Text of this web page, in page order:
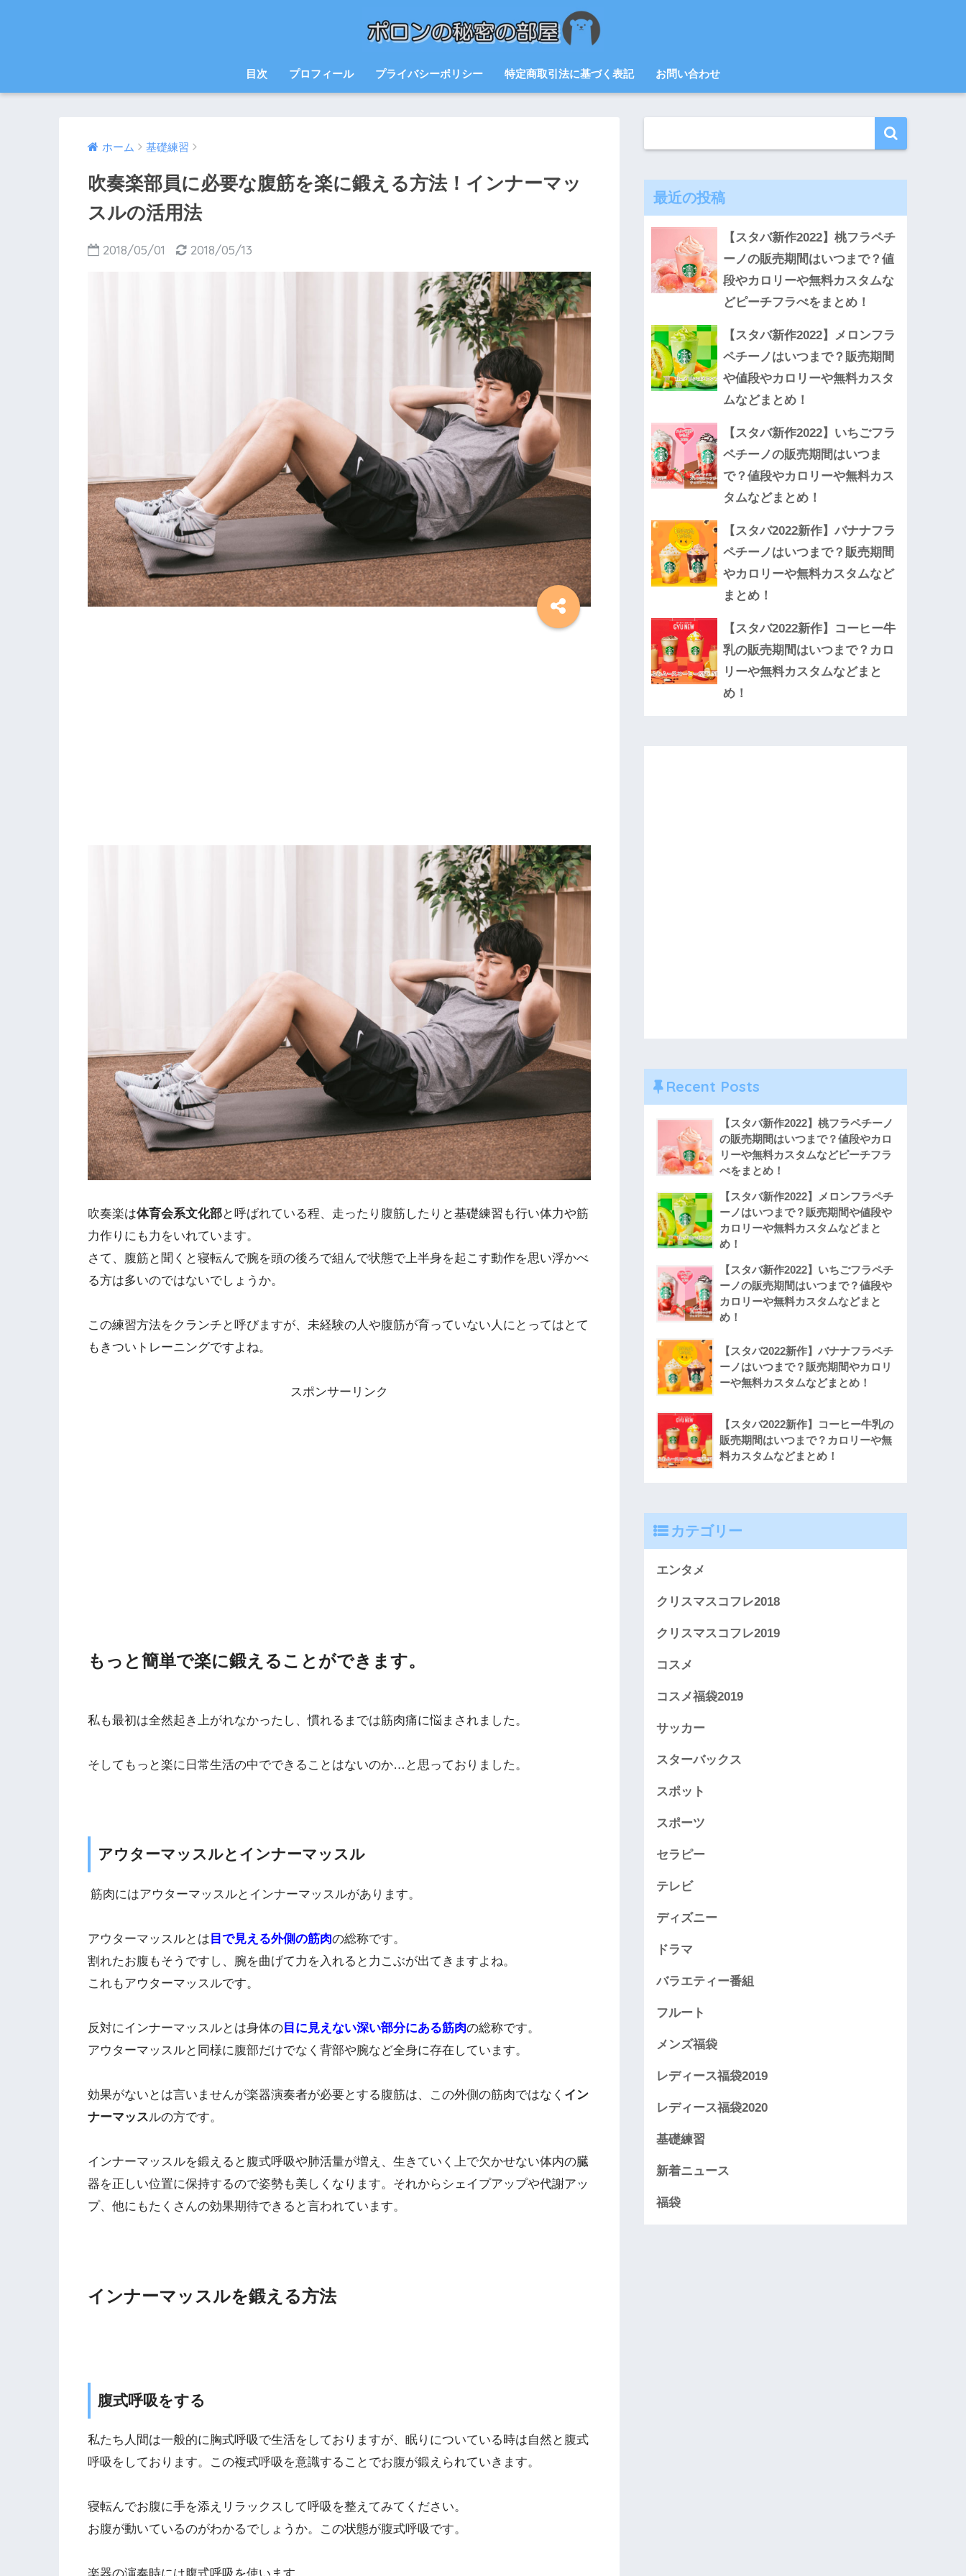
目次 プロフィール プライバシーポリシー 特定商取引法に基づく表記 お問い合わせ
ホーム 基礎練習
吹奏楽部員に必要な腹筋を楽に鍛える方法！インナーマッ
スルの活用法
2018/05/01 2018/05/13
吹奏楽は体育会系文化部と呼ばれている程、走ったり腹筋したりと基礎練習も行い体力や筋
力作りにも力をいれています。
さて、腹筋と聞くと寝転んで腕を頭の後ろで組んで状態で上半身を起こす動作を思い浮かべ
る方は多いのではないでしょうか。
この練習方法をクランチと呼びますが、未経験の人や腹筋が育っていない人にとってはとて
もきついトレーニングですよね。
スポンサーリンク
もっと簡単で楽に鍛えることができます。
私も最初は全然起き上がれなかったし、慣れるまでは筋肉痛に悩まされました。
そしてもっと楽に日常生活の中でできることはないのか…と思っておりました。
アウターマッスルとインナーマッスル
筋肉にはアウターマッスルとインナーマッスルがあります。
アウターマッスルとは 目で見える外側の筋肉の総称です。
割れたお腹もそうですし、腕を曲げて力を入れると力こぶが出てきますよね。
これもアウターマッスルです。
反対にインナーマッスルとは身体の 目に見えない深い部分にある筋肉の総称です。
アウターマッスルと同様に腹部だけでなく背部や腕など全身に存在しています。
効果がないとは言いませんが楽器演奏者が必要とする腹筋は、この外側の筋肉ではなく イン
ナーマッスルの方です。
インナーマッスルを鍛えると腹式呼吸や肺活量が増え、生きていく上で欠かせない体内の臓
器を正しい位置に保持するので姿勢も美しくなります。それからシェイプアップや代謝アッ
プ、他にもたくさんの効果期待できると言われています。
インナーマッスルを鍛える方法
腹式呼吸をする
私たち人間は一般的に胸式呼吸で生活をしておりますが、眠りについている時は自然と腹式
呼吸をしております。この複式呼吸を意識することでお腹が鍛えられていきます。
寝転んでお腹に手を添えリラックスして呼吸を整えてみてください。
お腹が動いているのがわかるでしょうか。この状態が腹式呼吸です。
最近の投稿
【スタバ新作2022】桃フラペチ
ーノの販売期間はいつまで？値
段やカロリーや無料カスタムな
どピーチフラぺをまとめ！
【スタバ新作2022】メロンフラ
ペチーノはいつまで？販売期間
や値段やカロリーや無料カスタ
ムなどまとめ！
【スタバ新作2022】いちごフラ
ペチーノの販売期間はいつま
で？値段やカロリーや無料カス
タムなどまとめ！
【スタバ2022新作】バナナフラ
ペチーノはいつまで？販売期間
やカロリーや無料カスタムなど
まとめ！
【スタバ2022新作】コーヒー牛
乳の販売期間はいつまで？カロ
リーや無料カスタムなどまと
め！
Recent Posts
【スタバ新作2022】桃フラペチーノ
の販売期間はいつまで？値段やカロ
リーや無料カスタムなどピーチフラ
ぺをまとめ！
【スタバ新作2022】メロンフラペチ
ーノはいつまで？販売期間や値段や
カロリーや無料カスタムなどまと
め！
【スタバ新作2022】いちごフラペチ
ーノの販売期間はいつまで？値段や
カロリーや無料カスタムなどまと
め！
【スタバ2022新作】バナナフラペチ
ーノはいつまで？販売期間やカロリ
ーや無料カスタムなどまとめ！
【スタバ2022新作】コーヒー牛乳の
販売期間はいつまで？カロリーや無
料カスタムなどまとめ！
カテゴリー
エンタメ
クリスマスコフレ2018
クリスマスコフレ2019
コスメ
コスメ福袋2019
サッカー
スターバックス
スポット
スポーツ
セラピー
テレビ
ディズニー
ドラマ
バラエティー番組
フルート
メンズ福袋
レディース福袋2019
レディース福袋2020
基礎練習
新着ニュース
福袋